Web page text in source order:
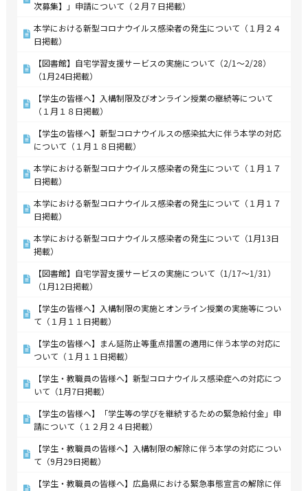
次募集】」申請について（２月７日掲載）
本学における新型コロナウイルス感染者の発生について（１月２４
日掲載）
【図書館】自宅学習支援サービスの実施について（2/1～2/28）
（1月24日掲載）
【学生の皆様へ】入構制限及びオンライン授業の継続等について
（１月１８日掲載）
【学生の皆様へ】新型コロナウイルスの感染拡大に伴う本学の対応
について（１月１８日掲載）
本学における新型コロナウイルス感染者の発生について（１月１７
日掲載）
本学における新型コロナウイルス感染者の発生について（１月１７
日掲載）
本学における新型コロナウイルス感染者の発生について（1月13日
掲載）
【図書館】自宅学習支援サービスの実施について（1/17～1/31）
（1月12日掲載）
【学生の皆様へ】入構制限の実施とオンライン授業の実施等につい
て（１月１１日掲載）
【学生の皆様へ】まん延防止等重点措置の適用に伴う本学の対応に
ついて（１月１１日掲載）
【学生・教職員の皆様へ】新型コロナウイルス感染症への対応につ
いて（1月7日掲載）
【学生の皆様へ】「学生等の学びを継続するための緊急給付金」申
請について（１２月２４日掲載）
【学生・教職員の皆様へ】入構制限の解除に伴う本学の対応につい
て（9月29日掲載）
【学生・教職員の皆様へ】広島県における緊急事態宣言の解除に伴